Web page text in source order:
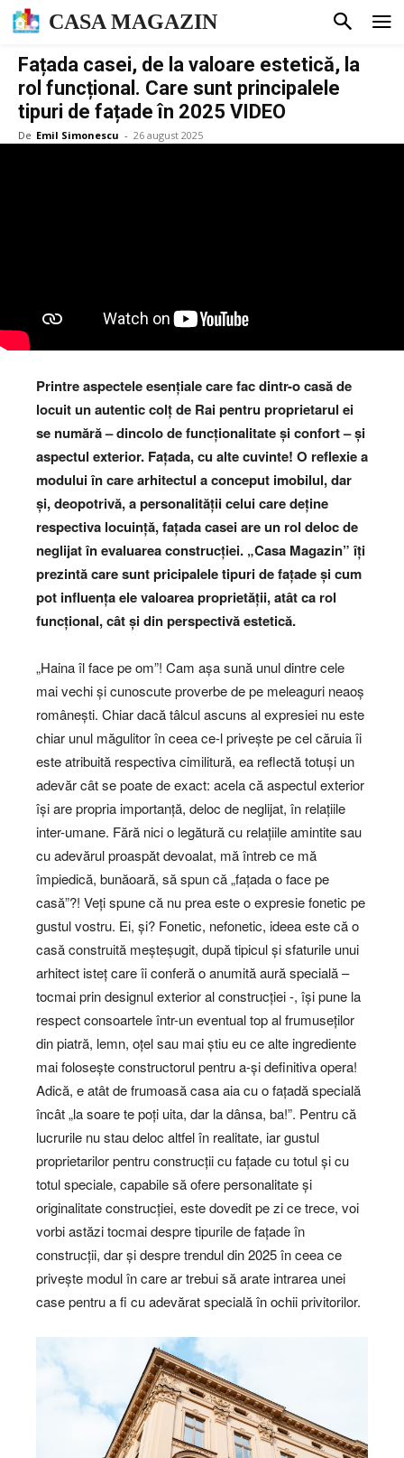
CASA MAGAZIN
Fațada casei, de la valoare estetică, la
rol funcțional. Care sunt principalele
tipuri de fațade în 2025 VIDEO
De Emil Simonescu - 26 august 2025
Printreaspectele esențiale care fac dintr-o casă de
locuit un autentic colț de Rai pentru proprietarul ei
se numără – dincolo de funcționalitate și confort – și
aspectul exterior. Fațada, cu alte cuvinte! O reflexie a
modului în care arhitectul a conceput imobilul, dar
și, deopotrivă, a personalității celui care deține
respectiva locuință, fațada casei are un rol deloc de
neglijat în evaluarea construcției. „Casa Magazin” îți
prezintă care sunt pricipalele tipuri de fațade și cum
pot influența ele valoarea proprietății, atât ca rol
funcțional, cât și din perspectivă estetică.
„Haina îl face pe om”! Cam așa sună unul dintre cele
mai vechi și cunoscute proverbe de pe meleaguri neaoș
românești. Chiar dacă tâlcul ascuns al expresiei nu este
chiar unul măgulitor în ceea ce-l privește pe cel căruia îi
este atribuită respectiva cimilitură, ea reflectă totuși un
adevăr cât se poate de exact: acela că aspectul exterior
își are propria importanță, deloc de neglijat, în relațiile
inter-umane. Fără nici o legătură cu relațiile amintite sau
cu adevărul proaspăt devoalat, mă întreb ce mă
împiedică, bunăoară, să spun că „fațada o face pe
casă”?! Veți spune că nu prea este o expresie fonetic pe
gustul vostru. Ei, și? Fonetic, nefonetic, ideea este că o
casă construită meșteșugit, după tipicul și sfaturile unui
arhitect isteț care îi conferă o anumită aură specială –
tocmai prin designul exterior al construcției -, își pune la
respect consoartele într-un eventual top al frumuseților
din piatră, lemn, oțel sau mai știu eu ce alte ingrediente
mai folosește constructorul pentru a-și definitiva opera!
Adică, e atât de frumoasă casa aia cu o fațadă specială
încât „la soare te poți uita, dar la dânsa, ba!”. Pentru că
lucrurile nu stau deloc altfel în realitate, iar gustul
proprietarilor pentru construcții cu fațade cu totul și cu
totul speciale, capabile să ofere personalitate și
originalitate construcției, este dovedit pe zi ce trece, voi
vorbi astăzi tocmai despre tipurile de fațade în
construcții, dar și despre trendul din 2025 în ceea ce
privește modul în care ar trebui să arate intrarea unei
case pentru a fi cu adevărat specială în ochii privitorilor.